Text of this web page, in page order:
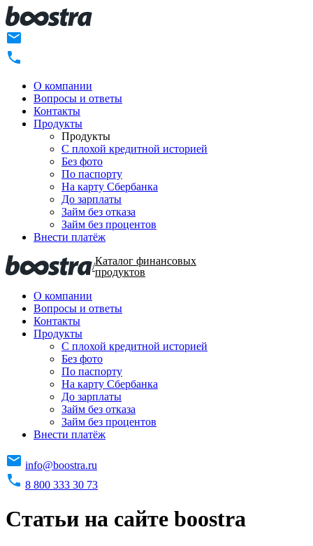
О компании
Вопросы и ответы
Контакты
Продукты
Продукты
C плохой кредитной историей
Без фото
По паспорту
На карту Сбербанка
До зарплаты
Займ без отказа
Займ без процентов
Внести платёж
/Каталог финансовых
продуктов
О компании
Вопросы и ответы
Контакты
Продукты
C плохой кредитной историей
Без фото
По паспорту
На карту Сбербанка
До зарплаты
Займ без отказа
Займ без процентов
Внести платёж
info@boostra.ru
8 800 333 30 73
Статьи на сайте boostra